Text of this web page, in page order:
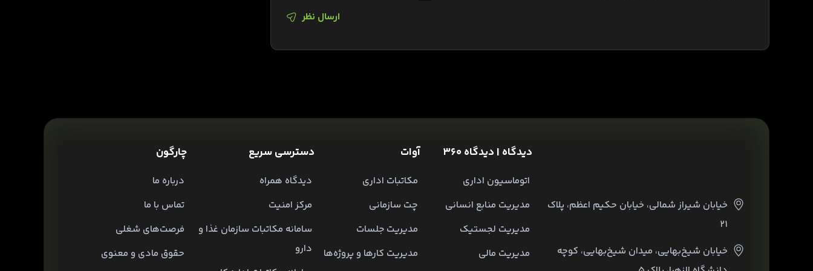
ارسال نظر
خیابان شیراز شمالی، خیابان حکیم اعظم، پلاک
۲۱
خیابان شیخ‌بهایی، میدان شیخ‌بهایی، کوچه
دیدگاه | دیدگاه 360
اتوماسیون اداری
مدیریت منابع انسانی
مدیریت لجستیک
مدیریت مالی
آوات
مکاتبات اداری
چت سازمانی
مدیریت جلسات
مدیریت کارها و پروژه‌ها
دسترسی سریع
دیدگاه همراه
مرکز امنیت
سامانه مکاتبات سازمان غذا و
دارو
چارگون
درباره ما
تماس با ما
فرصت‌های شغلی
حقوق مادی و معنوی